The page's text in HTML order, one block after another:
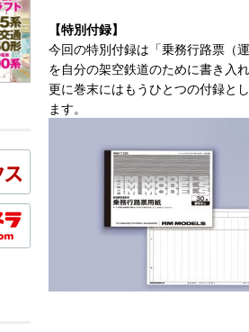
【特別付録】
今回の特別付録は「乗務行路票（
を自分の架空鉄道のために書き入
更に巻末にはもうひとつの付録と
ます。